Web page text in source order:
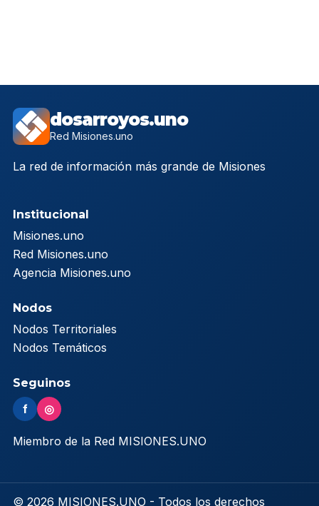
dosarroyos.uno
Red Misiones.uno
La red de información más grande de Misiones
Institucional
Misiones.uno
Red Misiones.uno
Agencia Misiones.uno
Nodos
Nodos Territoriales
Nodos Temáticos
Seguinos
f ◎
Miembro de la Red MISIONES.UNO
© 2026 MISIONES.UNO - Todos los derechos